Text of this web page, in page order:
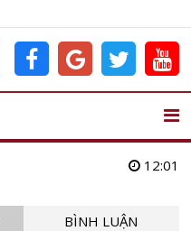
12:01
BÌNH LUẬN